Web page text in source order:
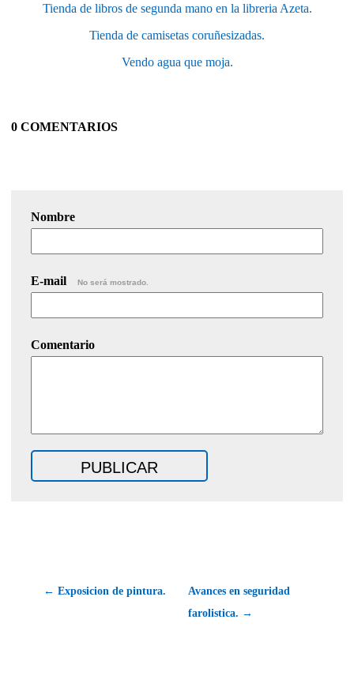
Tienda de libros de segunda mano en la libreria Azeta.
Tienda de camisetas coruñesizadas.
Vendo agua que moja.
0 COMENTARIOS
Nombre
E-mail No será mostrado.
Comentario
← Exposicion de pintura.
Avances en seguridad
farolistica. →